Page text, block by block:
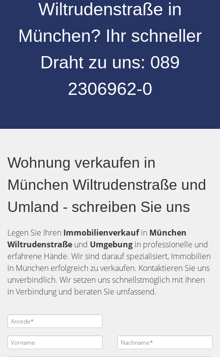
Wiltrudenstraße in
München? Ihr schneller
Draht zu uns: 089
2306962-0
Wohnung verkaufen in
München Wiltrudenstraße und
Umland - schreiben Sie uns
Legen Sie Ihren Immobilienverkaufin München
Wiltrudenstraße und Umgebung in professionelle und
erfahrene Hände. Wir sind darauf spezialisiert, Immobilien
in München erfolgreich zu verkaufen. Kontaktieren Sie uns
unverbindlich. Wir setzen uns schnellstmöglich mit Ihnen
in Verbindung und beraten Sie umfassend.